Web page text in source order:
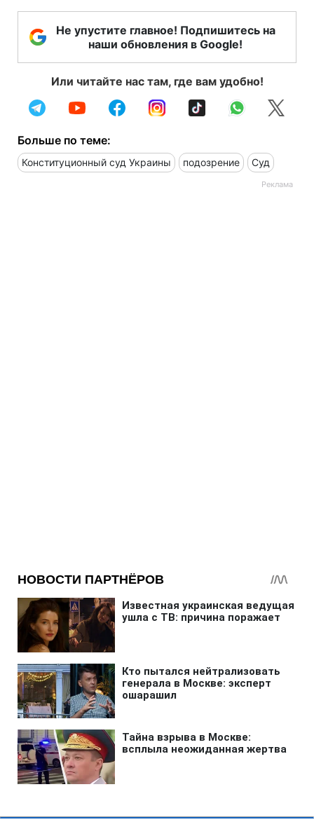
Не упустите главное! Подпишитесь на
наши обновления в Google!
Или читайте нас там, где вам удобно!
Больше по теме:
Конституционный суд Украины подозрение Суд